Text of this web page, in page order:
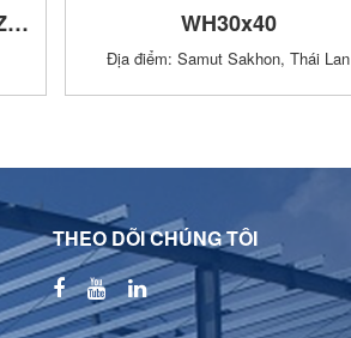
BN2-Freezone Facilities FZ1 Warehouse WH30x40
Địa điểm: Samut Sakhon, Thái Lan
THEO DÕI CHÚNG TÔI